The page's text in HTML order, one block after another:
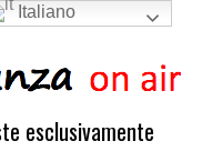
esclusivamente
Italiano